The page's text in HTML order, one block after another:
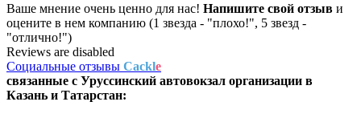
Ваше мнение очень ценно для нас! Напишите свой отзыв и
оцените в нем компанию (1 звезда - "плохо!", 5 звезд -
"отлично!")
Reviews are disabled
Социальные отзывы Cackle
связанные с Уруссинский автовокзал организации в
Казань и Татарстан: